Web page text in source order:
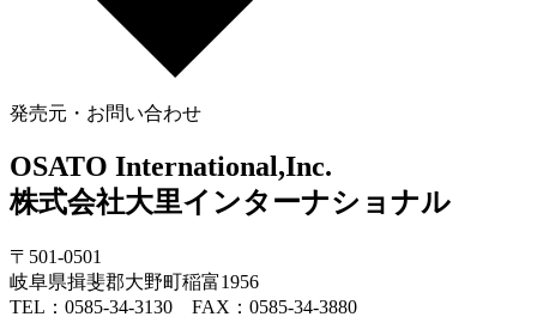
発売元・お問い合わせ
OSATO International,Inc.
株式会社大里インターナショナル
〒501-0501
岐阜県揖斐郡大野町稲富1956
TEL：0585-34-3130 FAX：0585-34-3880